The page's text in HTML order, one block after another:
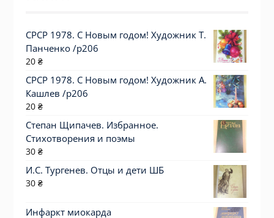
СРСР 1978. С Новым годом! Художник Т.
Панченко /р206
20 ₴
СРСР 1978. С Новым годом! Художник А.
Кашлев /р206
20 ₴
Степан Щипачев. Избранное.
Стихотворения и поэмы
30 ₴
И.С. Тургенев. Отцы и дети ШБ
30 ₴
Инфаркт миокарда